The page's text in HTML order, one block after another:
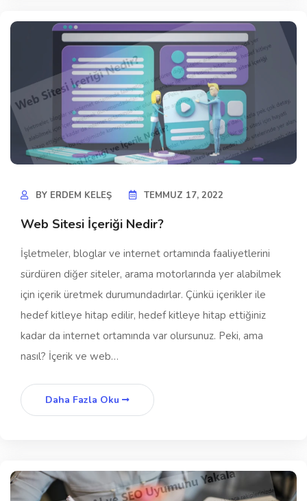
BY ERDEM KELEŞ TEMMUZ 17, 2022
Web Sitesi İçeriği Nedir?
İşletmeler, bloglar ve internet ortamında faaliyetlerini
sürdüren diğer siteler, arama motorlarında yer alabilmek
için içerik üretmek durumundadırlar. Çünkü içerikler ile
hedef kitleye hitap edilir, hedef kitleye hitap ettiğiniz
kadar da internet ortamında var olursunuz. Peki, ama
nasıl? İçerik ve web…
Daha Fazla Oku